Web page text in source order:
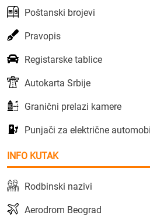
Poštanski brojevi
Pravopis
Registarske tablice
Autokarta Srbije
Granični prelazi kamere
Punjači za električne
INFO KUTAK
Rodbinski nazivi
Aerodrom Beograd